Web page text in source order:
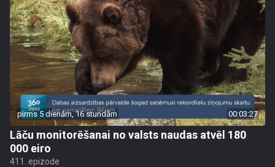
pirms 5 dienām, 16 stundām 00:03:27
Lāču monitorēšanai no valsts naudas atvēl 180
000 eiro
411. epizode